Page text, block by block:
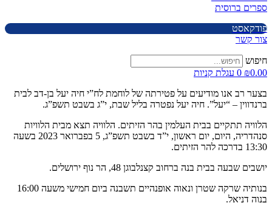
ספרים ברוסית
פודקאסט
צור קשר
חיפוש
₪0.00
0 עגלת קניות
בצער רב אנו מודיעים על פטירתה של לוחמת לח”י חיה יעל בן-דב לבית
ברנדווין – “יעל”. חיה יעל נפטרה בליל שבת, י”ג בשבט תשפ”ג.
הלוויה תתקיים בבית העלמין בהר הזיתים. הלוויה תצא מבית הלוויות
סנהדריה, היום, יום ראשון, י”ד בשבט תשפ”ג, 5 בפברואר 2023 בשעה
13:30 בדרכה להר הזיתים.
יושבים שבעה בבית בנה ברחוב קצנלבוגן 48, הר נוף ירושלים.
בנותיה שרקה שטרן ונאוה אופנהיים תשבנה ביום חמישי משעה 16:00
בנוה דניאל.